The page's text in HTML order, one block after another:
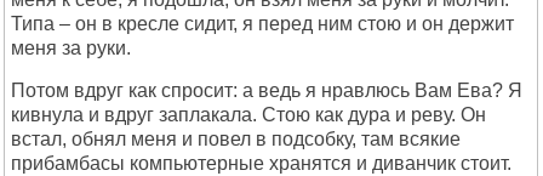
Типа – он в кресле сидит, я перед ним стою и он держит
меня за руки.
Потом вдруг как спросит: а ведь я нравлюсь Вам Ева? Я
кивнула и вдруг заплакала. Стою как дура и реву. Он
встал, обнял меня и повел в подсобку, там всякие
прибамбасы компьютерные хранятся и диванчик стоит.